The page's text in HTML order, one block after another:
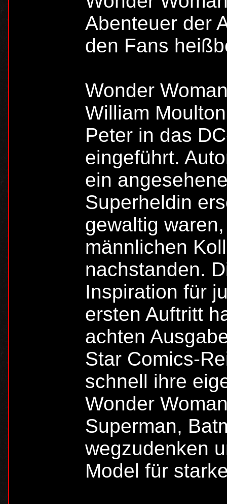
Abenteuer der
den Fans
Wonder
William
Peter in das
eingeführt.
ein
Superheldin
gewaltig
männlichen
nachstanden.
Inspiration für
ersten Auftritt
achten
Star Comics-
schnell ihre
Wonder
Superman,
wegzudenken
Model für